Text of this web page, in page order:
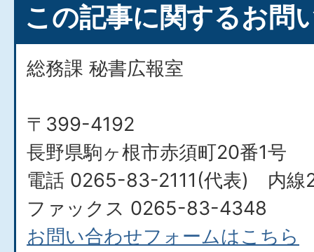
この記事に関するお問
総務課 秘書広報室
〒399-4192
長野県駒ヶ根市赤須町20番1号
電話 0265-83-2111(代表) 内線
ファックス 0265-83-4348
お問い合わせフォームはこちら